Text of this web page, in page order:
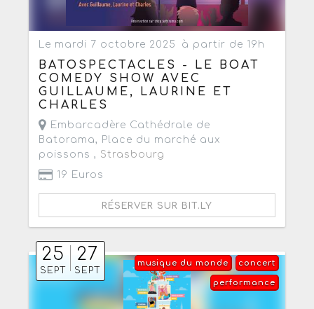
Le mardi 7 octobre 2025 à partir de 19h
BATOSPECTACLES - LE BOAT
COMEDY SHOW AVEC
GUILLAUME, LAURINE ET
CHARLES
Embarcadère Cathédrale de
Batorama, Place du marché aux
poissons , Strasbourg
19 Euros
RÉSERVER SUR BIT.LY
25
SEPT
27
SEPT
concert
musique du monde
performance